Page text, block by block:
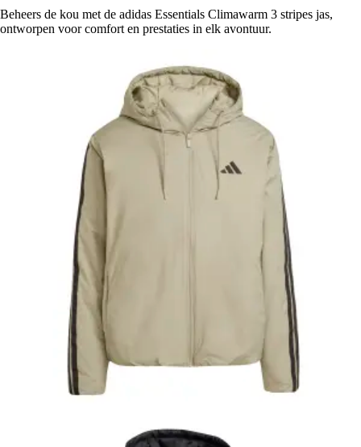
Beheers de kou met de adidas Essentials Climawarm 3 stripes jas,
ontworpen voor comfort en prestaties in elk avontuur.